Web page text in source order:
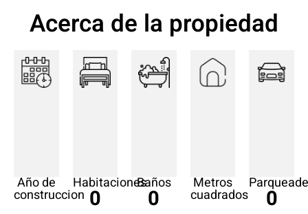
Acerca de la propiedad
Año de
construccion
Habitaciones
0
Baños
0
Metros
cuadrados 0